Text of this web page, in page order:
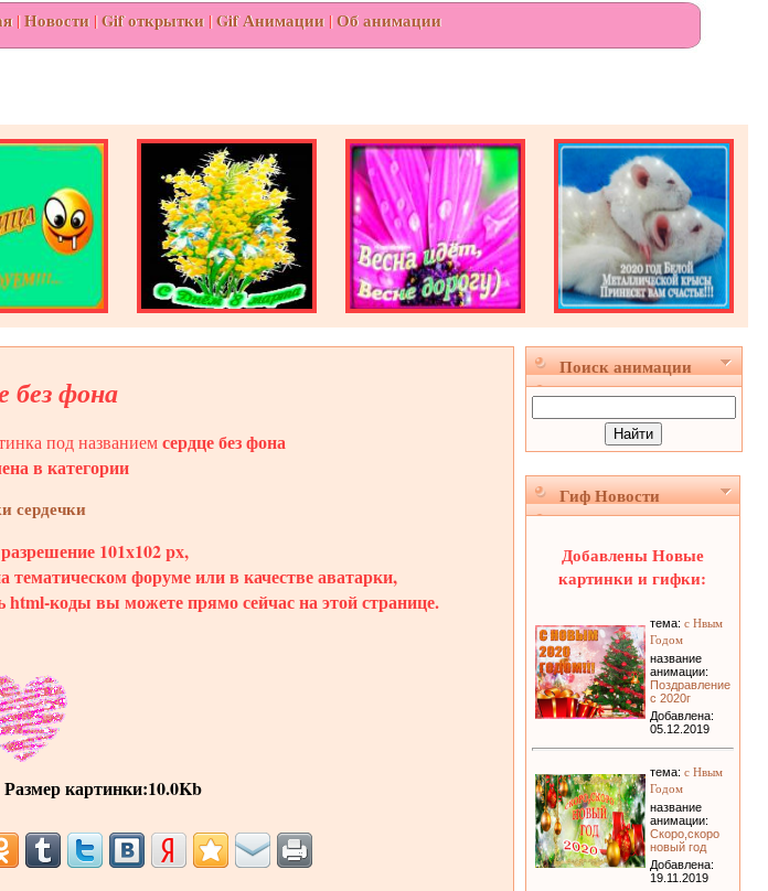
|Новости |Gif открытки |Gif Анимации |Об анимации
без фона
под названиемсердце без фона
в категории
сердечки
101x102 px,
тематическом форуме или в качестве аватарки,
html-коды вы можете прямо сейчас на этой странице.
Размер картинки:10.0Kb
Поиск анимации
Гиф Новости
Добавлены Новые
картинки и гифки:
тема: с Нвым
Годом
название
анимации:
Поздравление
с 2020г
Добавлена:
05.12.2019
тема: с Нвым
Годом
название
анимации:
Скоро,скоро
новый год
Добавлена:
19.11.2019